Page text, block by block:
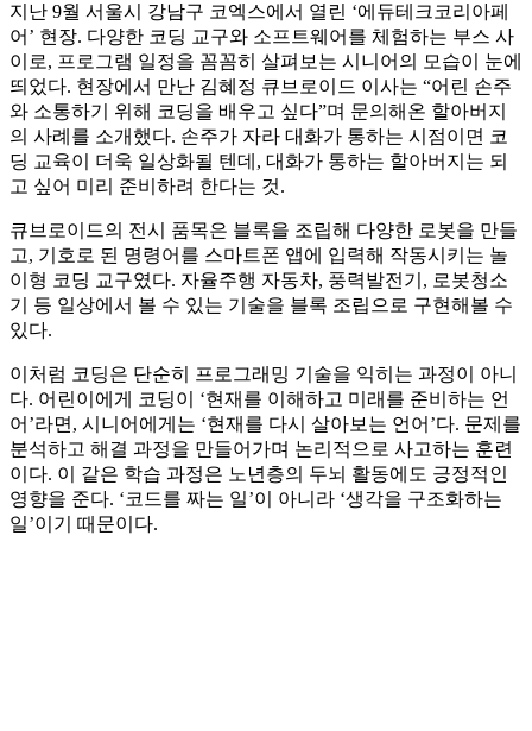
지난 9월 서울시 강남구 코엑스에서 열린 ‘에듀테크코리아페
어’ 현장. 다양한 코딩 교구와 소프트웨어를 체험하는 부스 사
이로, 프로그램 일정을 꼼꼼히 살펴보는 시니어의 모습이 눈에
띄었다. 현장에서 만난 김혜정 큐브로이드 이사는 “어린 손주
와 소통하기 위해 코딩을 배우고 싶다”며 문의해온 할아버지
의 사례를 소개했다. 손주가 자라 대화가 통하는 시점이면 코
딩 교육이 더욱 일상화될 텐데, 대화가 통하는 할아버지는 되
고 싶어 미리 준비하려 한다는 것.
큐브로이드의 전시 품목은 블록을 조립해 다양한 로봇을 만들
고, 기호로 된 명령어를 스마트폰 앱에 입력해 작동시키는 놀
이형 코딩 교구였다. 자율주행 자동차, 풍력발전기, 로봇청소
기 등 일상에서 볼 수 있는 기술을 블록 조립으로 구현해볼 수
있다.
이처럼 코딩은 단순히 프로그래밍 기술을 익히는 과정이 아니
다. 어린이에게 코딩이 ‘현재를 이해하고 미래를 준비하는 언
어’라면, 시니어에게는 ‘현재를 다시 살아보는 언어’다. 문제를
분석하고 해결 과정을 만들어가며 논리적으로 사고하는 훈련
이다. 이 같은 학습 과정은 노년층의 두뇌 활동에도 긍정적인
영향을 준다. ‘코드를 짜는 일’이 아니라 ‘생각을 구조화하는
일’이기 때문이다.